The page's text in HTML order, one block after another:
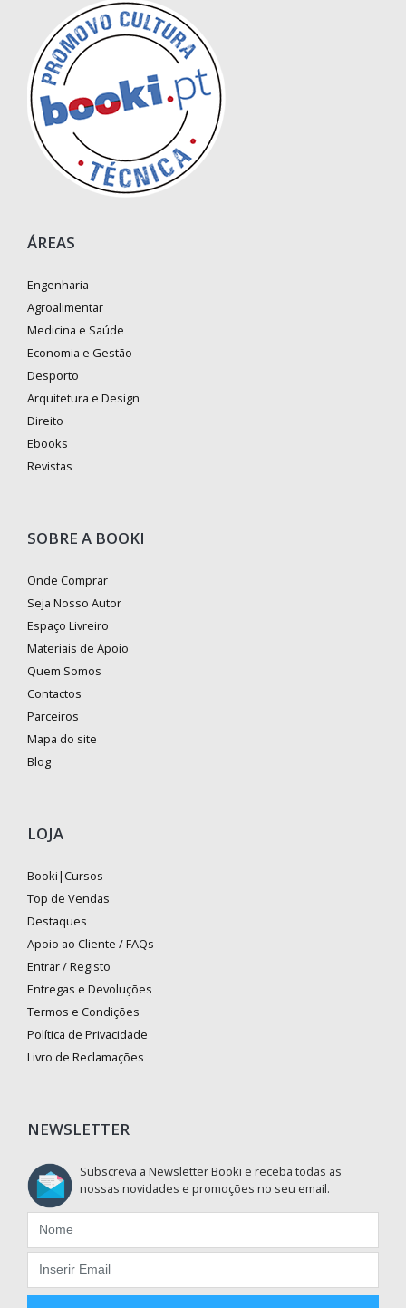
ÁREAS
Engenharia
Agroalimentar
Medicina e Saúde
Economia e Gestão
Desporto
Arquitetura e Design
Direito
Ebooks
Revistas
SOBRE A BOOKI
Onde Comprar
Seja Nosso Autor
Espaço Livreiro
Materiais de Apoio
Quem Somos
Contactos
Parceiros
Mapa do site
Blog
LOJA
Booki|Cursos
Top de Vendas
Destaques
Apoio ao Cliente / FAQs
Entrar / Registo
Entregas e Devoluções
Termos e Condições
Política de Privacidade
Livro de Reclamações
NEWSLETTER
Subscreva a Newsletter Booki e receba todas as
nossas novidades e promoções no seu email.